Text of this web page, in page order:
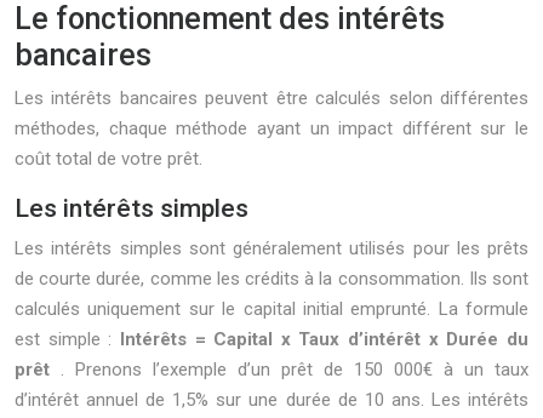
Le fonctionnement des intérêts
bancaires
Les intérêts bancaires peuvent être calculés selon différentes
méthodes, chaque méthode ayant un impact différent sur le
coût total de votre prêt.
Les intérêts simples
Les intérêts simples sont généralement utilisés pour les prêts
de courte durée, comme les crédits à la consommation. Ils sont
calculés uniquement sur le capital initial emprunté. La formule
est simple : Intérêts = Capital x Taux d’intérêt x Durée du
prêt . Prenons l’exemple d’un prêt de 150 000€ à un taux
d’intérêt annuel de 1,5% sur une durée de 10 ans. Les intérêts